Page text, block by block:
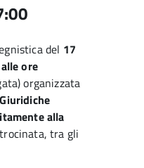
del 17
ore
organizzata
alla
tra gli